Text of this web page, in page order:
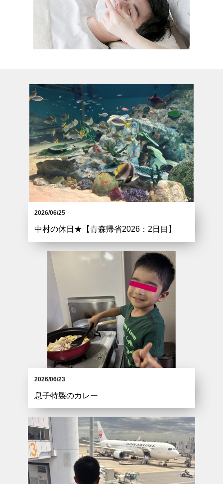
2026/06/25
中村の休日★【青森帰省2026：2日目】
2026/06/23
息子特製のカレー